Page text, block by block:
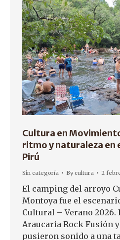
Cultura en
ritmo y naturaleza en
Pirú
Sin categoría Bycultura 2
El camping del arroyo
Montoya fue el
Cultural – Verano 2026.
Araucaria Rock Fusión
pusieron sonido a una